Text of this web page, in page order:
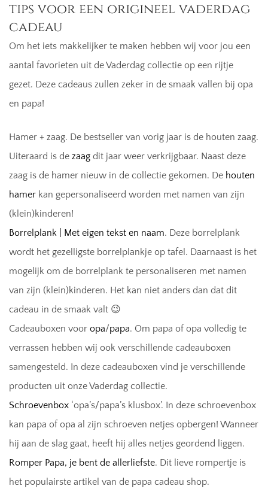
tips voor een origineel vaderdag
cadeau
Om het iets makkelijker te maken hebben wij voor jou een
aantal favorieten uit de Vaderdag collectie op een rijtje
gezet. Deze cadeaus zullen zeker in de smaak vallen bij opa
en papa!
Hamer + zaag. De bestseller van vorig jaar is de houten zaag.
Uiteraard is de zaag dit jaar weer verkrijgbaar. Naast deze
zaag is de hamer nieuw in de collectie gekomen. De houten
hamer kan gepersonaliseerd worden met namen van zijn
(klein)kinderen!
Borrelplank | Met eigen tekst en naam. Deze borrelplank
wordt het gezelligste borrelplankje op tafel. Daarnaast is het
mogelijk om de borrelplank te personaliseren met namen
van zijn (klein)kinderen. Het kan niet anders dan dat dit
cadeau in de smaak valt 😉
Cadeauboxen voor opa/papa. Om papa of opa volledig te
verrassen hebben wij ook verschillende cadeauboxen
samengesteld. In deze cadeauboxen vind je verschillende
producten uit onze Vaderdag collectie.
Schroevenbox ‘opa’s/papa’s klusbox’. In deze schroevenbox
kan papa of opa al zijn schroeven netjes opbergen! Wanneer
hij aan de slag gaat, heeft hij alles netjes geordend liggen.
Romper Papa, je bent de allerliefste. Dit lieve rompertje is
het populairste artikel van de papa cadeau shop.